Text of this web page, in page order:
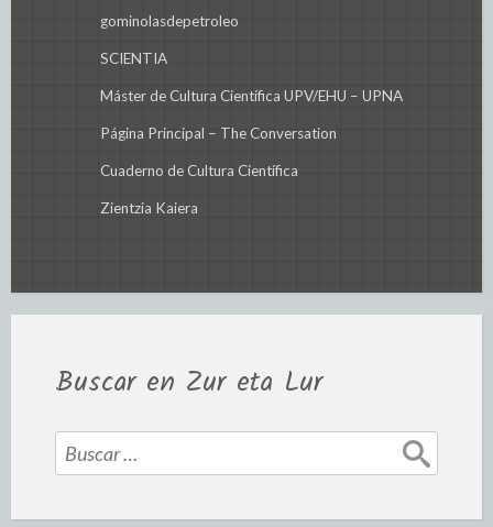
gominolasdepetroleo
SCIENTIA
Máster de Cultura Científica UPV/EHU – UPNA
Página Principal – The Conversation
Cuaderno de Cultura Científica
Zientzia Kaiera
Buscar en Zur eta Lur